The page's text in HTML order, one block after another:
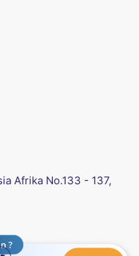
Afrika No.133 - 137,